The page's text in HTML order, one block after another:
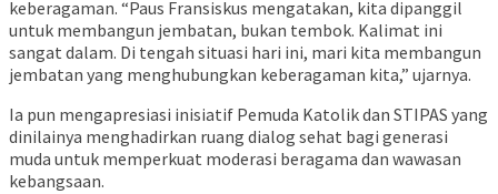
keberagaman. “Paus Fransiskus mengatakan, kita dipanggil
untuk membangun jembatan, bukan tembok. Kalimat ini
sangat dalam. Di tengah situasi hari ini, mari kita membangun
jembatan yang menghubungkan keberagaman kita,” ujarnya.
Ia pun mengapresiasi inisiatif Pemuda Katolik dan STIPAS yang
dinilainya menghadirkan ruang dialog sehat bagi generasi
muda untuk memperkuat moderasi beragama dan wawasan
kebangsaan.